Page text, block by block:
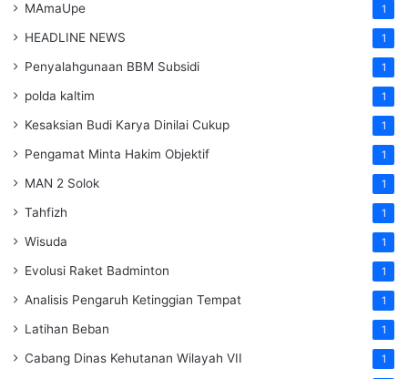
MAmaUpe 1
HEADLINE NEWS 1
Penyalahgunaan BBM Subsidi 1
polda kaltim 1
Kesaksian Budi Karya Dinilai Cukup 1
Pengamat Minta Hakim Objektif 1
MAN 2 Solok 1
Tahfizh 1
Wisuda 1
Evolusi Raket Badminton 1
Analisis Pengaruh Ketinggian Tempat 1
Latihan Beban 1
Cabang Dinas Kehutanan Wilayah VII 1